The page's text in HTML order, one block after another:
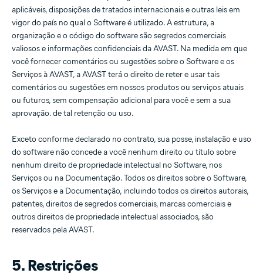
aplicáveis, disposições de tratados internacionais e outras leis em
vigor do país no qual o Software é utilizado. A estrutura, a
organização e o código do software são segredos comerciais
valiosos e informações confidenciais da AVAST. Na medida em que
você fornecer comentários ou sugestões sobre o Software e os
Serviços à AVAST, a AVAST terá o direito de reter e usar tais
comentários ou sugestões em nossos produtos ou serviços atuais
ou futuros, sem compensação adicional para você e sem a sua
aprovação. de tal retenção ou uso.
Exceto conforme declarado no contrato, sua posse, instalação e uso
do software não concede a você nenhum direito ou título sobre
nenhum direito de propriedade intelectual no Software, nos
Serviços ou na Documentação. Todos os direitos sobre o Software,
os Serviços e a Documentação, incluindo todos os direitos autorais,
patentes, direitos de segredos comerciais, marcas comerciais e
outros direitos de propriedade intelectual associados, são
reservados pela AVAST.
5. Restrições